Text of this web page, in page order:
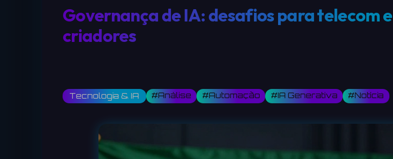
Governança de IA: desafios para telecom e
criadores
Tecnologia & IA #Análise #Automação #IA Generativa #Notícia